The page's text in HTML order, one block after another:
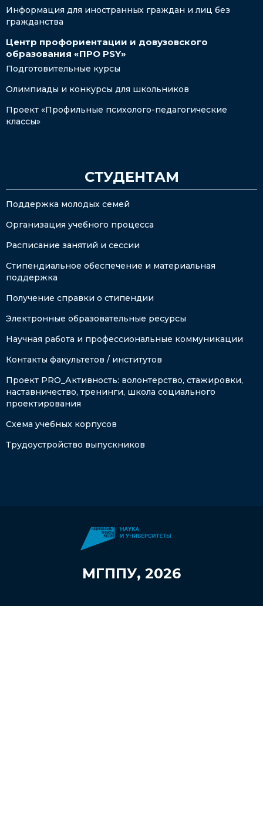
Информация для иностранных граждан и лиц без
гражданства
Центр профориентации и довузовского
образования «ПРО PSY»
Подготовительные курсы
Олимпиады и конкурсы для школьников
Проект «Профильные психолого-педагогические
классы»
СТУДЕНТАМ
Поддержка молодых семей
Организация учебного процесса
Расписание занятий и сессии
Стипендиальное обеспечение и материальная
поддержка
Получение справки о стипендии
Электронные образовательные ресурсы
Научная работа и профессиональные коммуникации
Контакты факультетов / институтов
Проект PRO_Активность: волонтерство, стажировки,
наставничество, тренинги, школа социального
проектирования
Схема учебных корпусов
Трудоустройство выпускников
МГППУ, 2026